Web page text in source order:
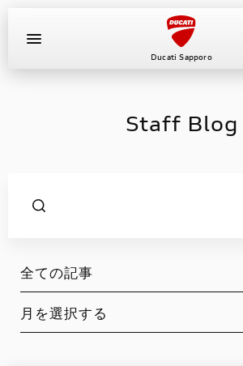
Ducati Sapporo
新車
ニュース
Staff Blog
全ての記事
月を選択する